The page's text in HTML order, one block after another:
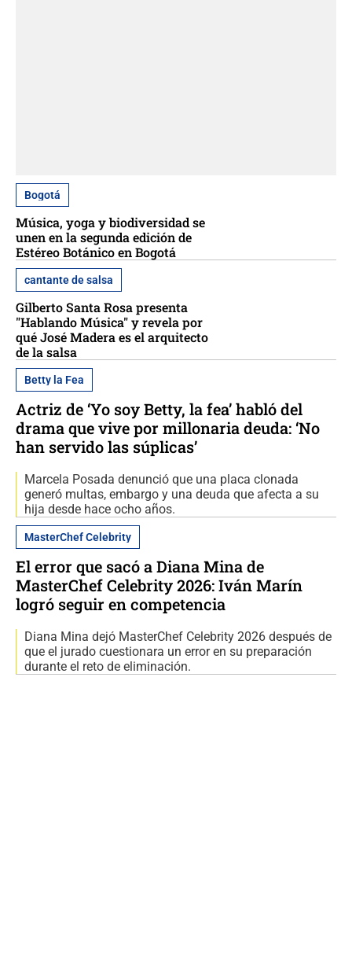
Bogotá
Música, yoga y biodiversidad se
unen en la segunda edición de
Estéreo Botánico en Bogotá
cantante de salsa
Gilberto Santa Rosa presenta
"Hablando Música" y revela por
qué José Madera es el arquitecto
de la salsa
Betty la Fea
Actriz de ‘Yo soy Betty, la fea’ habló del
drama que vive por millonaria deuda: ‘No
han servido las súplicas’
Marcela Posada denunció que una placa clonada
generó multas, embargo y una deuda que afecta a su
hija desde hace ocho años.
MasterChef Celebrity
El error que sacó a Diana Mina de
MasterChef Celebrity 2026: Iván Marín
logró seguir en competencia
Diana Mina dejó MasterChef Celebrity 2026 después de
que el jurado cuestionara un error en su preparación
durante el reto de eliminación.